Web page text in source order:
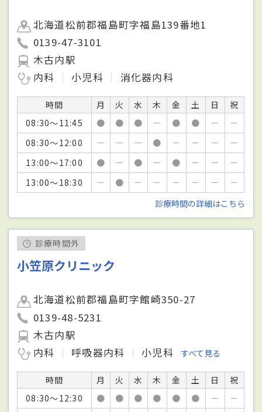
北海道松前郡福島町字福島139番地1
0139-47-3101
木古内駅
内科
小児科 消化器内科
時間 月 火 水 木 金 土 日
祝
08:30～11:45
● ● ● － ● ● －
－
08:30～12:00
－ － － ● － － －
－
13:00～17:00
● － ● － ● － －
－
13:00～18:30
－ ● － － － － －
－
診療時間の詳細はこちら
診療時間外
小笠原クリニック
北海道松前郡福島町字館崎350-27
0139-48-5231
木古内駅
内科
呼吸器内科 小児科 すべて見る
時間 月 火 水 木 金 土 日
祝
08:30～12:30
● ● ● ● ● ● －
－